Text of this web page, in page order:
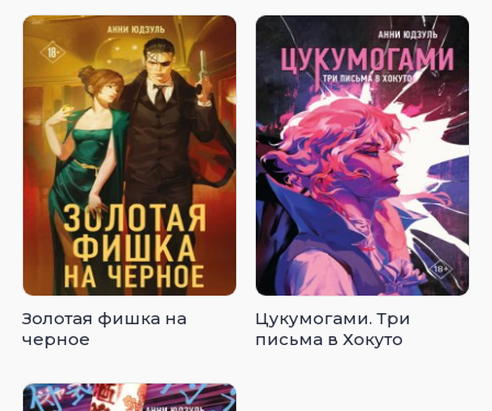
Золотая фишка на
черное
Цукумогами. Три
письма в Хокуто